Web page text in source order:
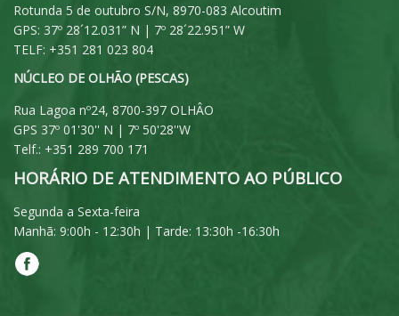
Rotunda 5 de outubro S/N, 8970-083 Alcoutim
GPS: 37º 28´12.031” N | 7º 28´22.951” W
TELF: +351 281 023 804
NÚCLEO DE OLHÃO (PESCAS)
Rua Lagoa nº24, 8700-397 OLHÂO
GPS 37º 01'30'' N | 7º 50'28''W
Telf.: +351 289 700 171
HORÁRIO DE ATENDIMENTO AO PÚBLICO
Segunda a Sexta-feira
Manhã: 9:00h - 12:30h | Tarde: 13:30h -16:30h